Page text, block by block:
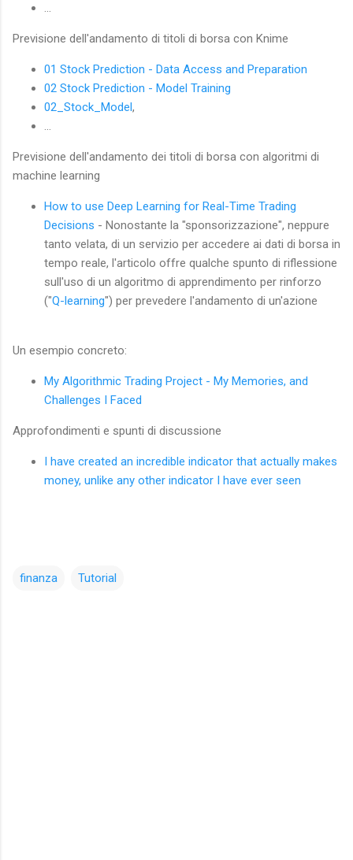
...
Previsione dell'andamento di titoli di borsa con Knime
01 Stock Prediction - Data Access and Preparation
02 Stock Prediction - Model Training
02_Stock_Model,
...
Previsione dell'andamento dei titoli di borsa con algoritmi di
machine learning
How to use Deep Learning for Real-Time Trading
Decisions - Nonostante la "sponsorizzazione", neppure
tanto velata, di un servizio per accedere ai dati di borsa in
tempo reale, l'articolo offre qualche spunto di riflessione
sull'uso di un algoritmo di apprendimento per rinforzo
("Q-learning") per prevedere l'andamento di un'azione
Un esempio concreto:
My Algorithmic Trading Project - My Memories, and
Challenges I Faced
Approfondimenti e spunti di discussione
I have created an incredible indicator that actually makes
money, unlike any other indicator I have ever seen
finanza Tutorial